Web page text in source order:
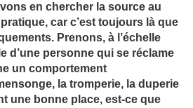
en chercher la source au
car c’est toujours là que
Prenons, à l’échelle
d’une personne qui se réclame
un comportement
la tromperie, la duperie
une bonne place, est-ce que